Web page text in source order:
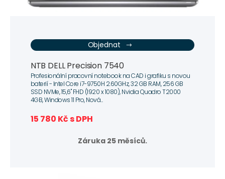
Objednat
NTB DELL Precision 7540
Profesionální pracovní notebook na CAD i grafiku s novou
baterií - Intel Core i7-9750H 2.60GHz, 32 GB RAM, 256 GB
SSD NVMe, 15,6" FHD (1920 x 1080), Nvidia Quadro T2000
4GB, Windows 11 Pro, Nová...
15 780 Kč s DPH
Záruka 25 měsíců.